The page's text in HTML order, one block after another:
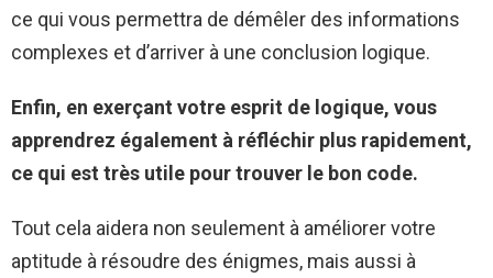
ce qui vous permettra de démêler des informations
complexes et d’arriver à une conclusion logique.
Enfin, en exerçant votre esprit de logique, vous
apprendrez également à réfléchir plus rapidement,
ce qui est très utile pour trouver le bon code.
Tout cela aidera non seulement à améliorer votre
aptitude à résoudre des énigmes, mais aussi à